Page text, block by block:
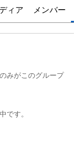
ィア メンバー
みがこのグループ
です。